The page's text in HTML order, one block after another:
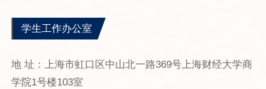
学生工作办公室
地 址：上海市虹口区中山北一路369号上海财经大学商
学院1号楼103室